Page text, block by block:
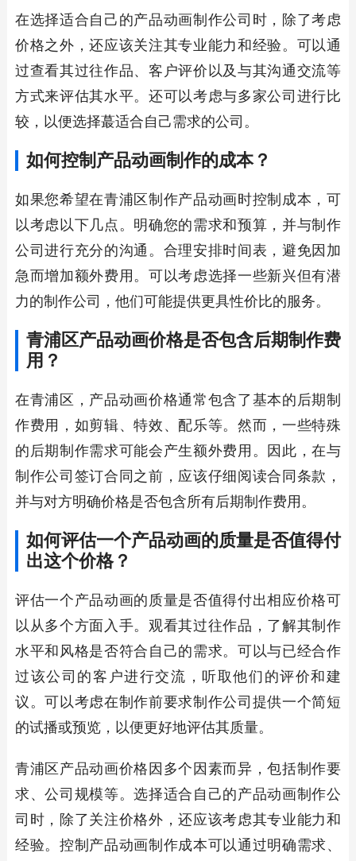
在选择适合自己的产品动画制作公司时，除了考虑
价格之外，还应该关注其专业能力和经验。可以通
过查看其过往作品、客户评价以及与其沟通交流等
方式来评估其水平。还可以考虑与多家公司进行比
较，以便选择蕞适合自己需求的公司。
如何控制产品动画制作的成本？
如果您希望在青浦区制作产品动画时控制成本，可
以考虑以下几点。明确您的需求和预算，并与制作
公司进行充分的沟通。合理安排时间表，避免因加
急而增加额外费用。可以考虑选择一些新兴但有潜
力的制作公司，他们可能提供更具性价比的服务。
青浦区产品动画价格是否包含后期制作费
用？
在青浦区，产品动画价格通常包含了基本的后期制
作费用，如剪辑、特效、配乐等。然而，一些特殊
的后期制作需求可能会产生额外费用。因此，在与
制作公司签订合同之前，应该仔细阅读合同条款，
并与对方明确价格是否包含所有后期制作费用。
如何评估一个产品动画的质量是否值得付
出这个价格？
评估一个产品动画的质量是否值得付出相应价格可
以从多个方面入手。观看其过往作品，了解其制作
水平和风格是否符合自己的需求。可以与已经合作
过该公司的客户进行交流，听取他们的评价和建
议。可以考虑在制作前要求制作公司提供一个简短
的试播或预览，以便更好地评估其质量。
青浦区产品动画价格因多个因素而异，包括制作要
求、公司规模等。选择适合自己的产品动画制作公
司时，除了关注价格外，还应该考虑其专业能力和
经验。控制产品动画制作成本可以通过明确需求、